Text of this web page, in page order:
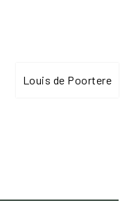
Louis de Poortere